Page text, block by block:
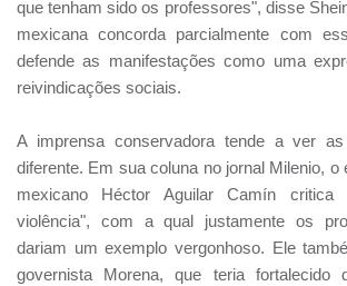
que tenham sido os professores", disse
mexicana concorda parcialmente com
defende as manifestações como uma
reivindicações sociais.
A imprensa conservadora tende a ver
diferente. Em sua coluna no jornal Milenio, o
mexicano Héctor Aguilar Camín critica
violência", com a qual justamente os
dariam um exemplo vergonhoso. Ele
governista Morena, que teria fortalecido